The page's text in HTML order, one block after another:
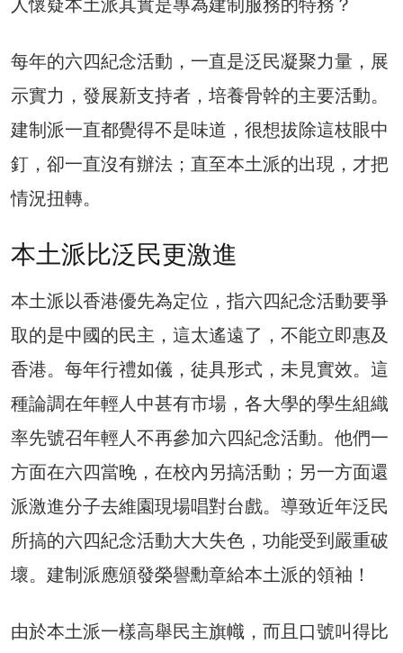
每年的六四紀念活動，一直是泛民凝聚力量，展
示實力，發展新支持者，培養骨幹的主要活動。
建制派一直都覺得不是味道，很想拔除這枝眼中
釘，卻一直沒有辦法；直至本土派的出現，才把
情況扭轉。
本土派比泛民更激進
本土派以香港優先為定位，指六四紀念活動要爭
取的是中國的民主，這太遙遠了，不能立即惠及
香港。每年行禮如儀，徒具形式，未見實效。這
種論調在年輕人中甚有市場，各大學的學生組織
率先號召年輕人不再參加六四紀念活動。他們一
方面在六四當晚，在校內另搞活動；另一方面還
派激進分子去維園現場唱對台戲。導致近年泛民
所搞的六四紀念活動大大失色，功能受到嚴重破
壞。建制派應頒發榮譽勳章給本土派的領袖！
由於本土派一樣高舉民主旗幟，而且口號叫得比